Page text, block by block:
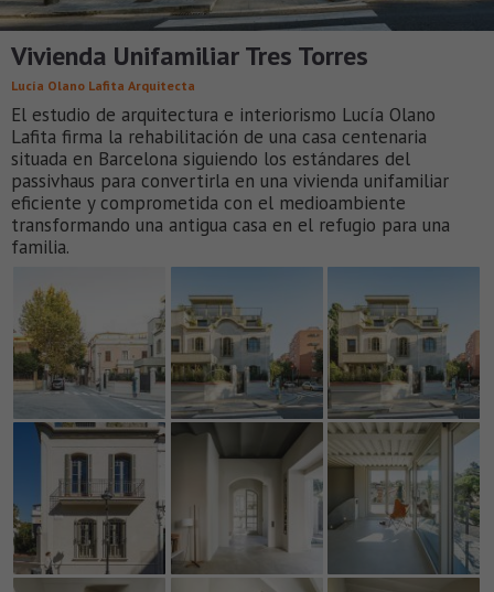
Vivienda Unifamiliar Tres Torres
Lucía Olano Lafita Arquitecta
El estudio de arquitectura e interiorismo Lucía Olano
Lafita firma la rehabilitación de una casa centenaria
situada en Barcelona siguiendo los estándares del
passivhaus para convertirla en una vivienda unifamiliar
eficiente y comprometida con el medioambiente
transformando una antigua casa en el refugio para una
familia.